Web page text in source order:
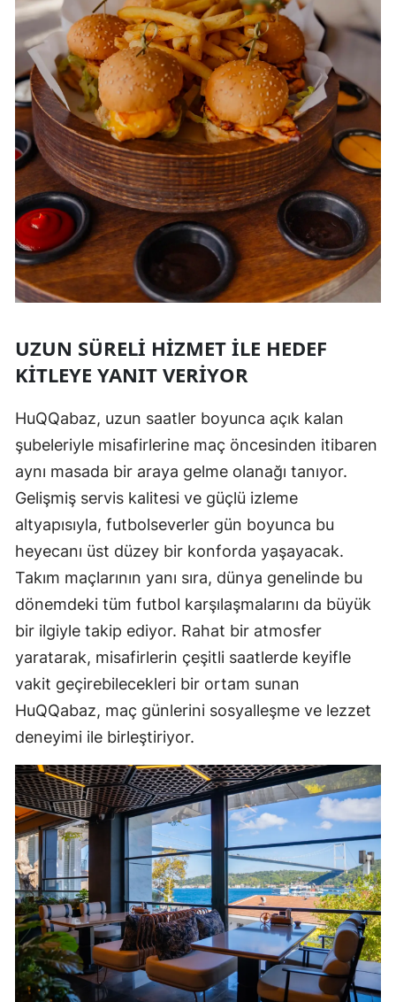
UZUN SÜRELI HIZMET ILE HEDEF
KITLEYE YANIT VERIYOR
HuQQabaz, uzun saatler boyunca açık kalan
şubeleriyle misafirlerine maç öncesinden itibaren
aynı masada bir araya gelme olanağı tanıyor.
Gelişmiş servis kalitesi ve güçlü izleme
altyapısıyla, futbolseverler gün boyunca bu
heyecanı üst düzey bir konforda yaşayacak.
Takım maçlarının yanı sıra, dünya genelinde bu
dönemdeki tüm futbol karşılaşmalarını da büyük
bir ilgiyle takip ediyor. Rahat bir atmosfer
yaratarak, misafirlerin çeşitli saatlerde keyifle
vakit geçirebilecekleri bir ortam sunan
HuQQabaz, maç günlerini sosyalleşme ve lezzet
deneyimi ile birleştiriyor.